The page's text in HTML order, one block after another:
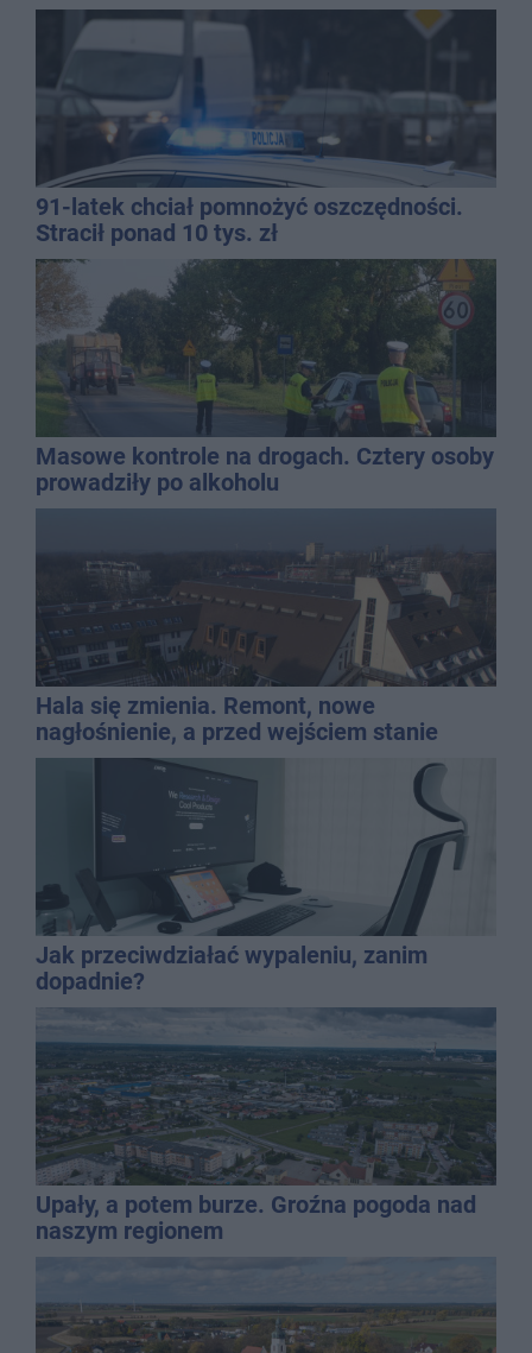
91-latek chciał pomnożyć oszczędności.
Stracił ponad 10 tys. zł
Masowe kontrole na drogach. Cztery osoby
prowadziły po alkoholu
Hala się zmienia. Remont, nowe
nagłośnienie, a przed wejściem stanie
QEMETICA ARENA
Jak przeciwdziałać wypaleniu, zanim
dopadnie?
Upały, a potem burze. Groźna pogoda nad
naszym regionem